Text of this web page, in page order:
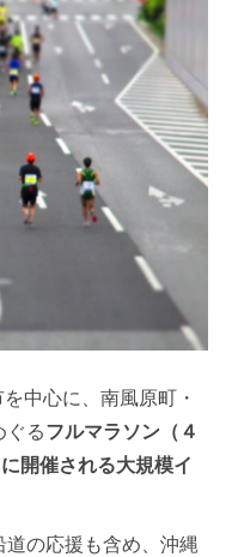
中心に、南風原町・
ぐるフルマラソン（４
開催される大規模イ
道の応援も含め、沖縄